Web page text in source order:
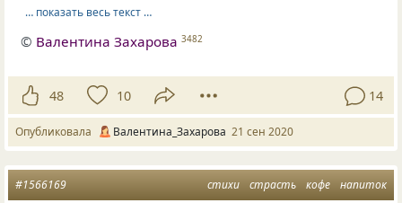
… показать весь текст …
© Валентина Захарова 3482
48 10 14
Опубликовала Валентина_Захарова 21 сен 2020
стихи страсть кофе напиток
#1566169